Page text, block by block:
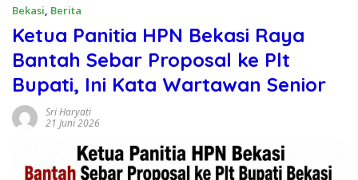
Bekasi, Berita
Ketua Panitia HPN Bekasi Raya
Bantah Sebar Proposal ke Plt
Bupati, Ini Kata Wartawan Senior
Sri Haryati
21 Juni 2026